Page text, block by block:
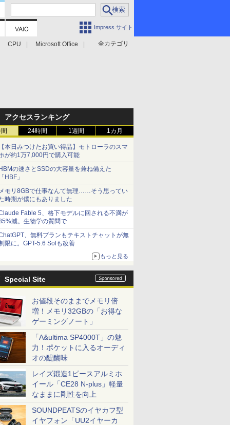
Impress サイト
全カテゴリ
CPU Microsoft Office
アクセスランキング
24時間 1週間 1カ月
本日みつけたお買い得品】モトローラのスマ
が約1万7,000円で購入可能
の速さとSSDの大容量を兼ね備えた
HBF」
モリ8GBで仕事なんて無理……そう思ってい
時期が僕にもありました
Fable 5、格下モデルに回される不満が
減。生物学の質問で
、無料プランもテキストチャットが無
限に。GPT-5.6 Solも改善
もっと見る
Special Site
お値段そのままでメモリ倍
増！メモリ32GBの「お得な
ゲーミングノート」
「A&ultima SP4000T」の魅
力！ポケットに入るオーディ
オの醍醐味
レイズ鍛造1ピースアルミホ
イール「CE28 N-plus」軽量
なままに剛性を向上
SOUNDPEATSのイヤカフ型
イヤフォン「UU2イヤーカ